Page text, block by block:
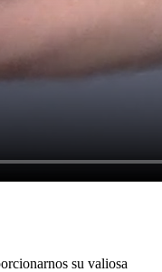
su valiosa